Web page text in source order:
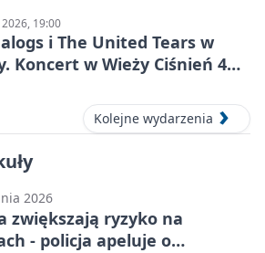
19:00
i The United Tears w
Koncert w Wieży Ciśnień 4
Kolejne wydarzenia
2026
zwiększają ryzyko na
- policja apeluje o